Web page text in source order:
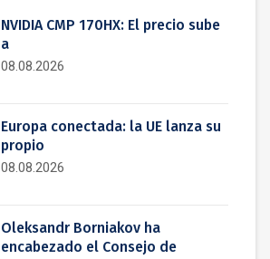
NVIDIA CMP 170HX: El precio sube
a
08.08.2026
Europa conectada: la UE lanza su
propio
08.08.2026
Oleksandr Borniakov ha
encabezado el Consejo de